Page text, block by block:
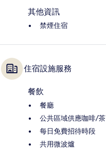
其他資訊
禁煙住宿
住宿設施服務
餐飲
餐廳
公共區域供應咖啡/茶
每日免費招待時段
共用微波爐